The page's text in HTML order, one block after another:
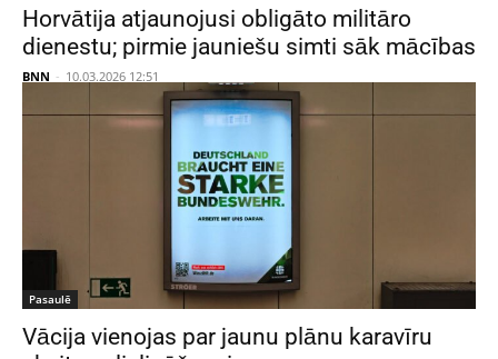
Horvātija atjaunojusi obligāto militāro
dienestu; pirmie jauniešu simti sāk mācības
BNN - 10.03.2026 12:51
Pasaulē
Vācija vienojas par jaunu plānu karavīru